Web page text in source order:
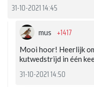
31-10-2021 14:45
mus +1417
Mooi hoor! Heerlijk
kutwedstrijd in één
31-10-2021 14:50